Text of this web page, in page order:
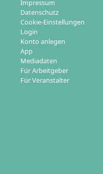
Impressum
Datenschutz
Cookie-Einstellungen
Login
Konto anlegen
App
Mediadaten
Für Arbeitgeber
Für Veranstalter